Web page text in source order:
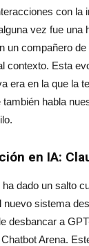
con la
vez fue una
un compañero
contexto. Esta
era en la que la
habla
en IA:
dado un salto
nuevo sistema
desbancar a
Arena.